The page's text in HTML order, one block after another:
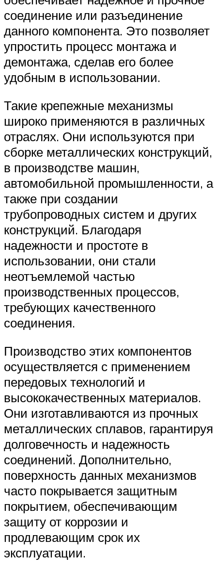
соединение или разъединение
данного компонента. Это позволяет
упростить процесс монтажа и
демонтажа, сделав его более
удобным в использовании.
Такие крепежные механизмы
широко применяются в различных
отраслях. Они используются при
сборке металлических конструкций,
в производстве машин,
автомобильной промышленности, а
также при создании
трубопроводных систем и других
конструкций. Благодаря
надежности и простоте в
использовании, они стали
неотъемлемой частью
производственных процессов,
требующих качественного
соединения.
Производство этих компонентов
осуществляется с применением
передовых технологий и
высококачественных материалов.
Они изготавливаются из прочных
металлических сплавов, гарантируя
долговечность и надежность
соединений. Дополнительно,
поверхность данных механизмов
часто покрывается защитным
покрытием, обеспечивающим
защиту от коррозии и
продлевающим срок их
эксплуатации.